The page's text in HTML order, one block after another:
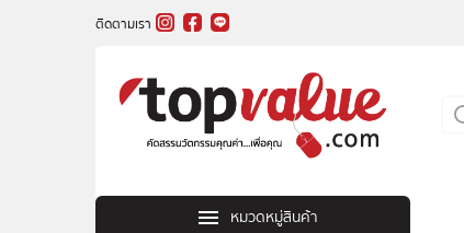
ติดตามเรา
หมวดหมู่สินค้า